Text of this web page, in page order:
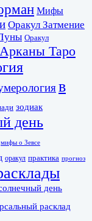
Мифы
Оракул Затмение
Оракул
Таро
в
зодиак
день
мифы о Зевсе
оракул практика прогноз
день
расклад